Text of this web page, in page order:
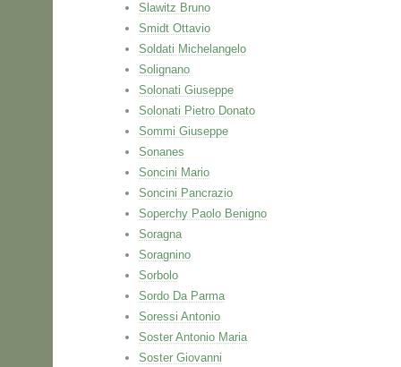
Slawitz Bruno
Smidt Ottavio
Soldati Michelangelo
Solignano
Solonati Giuseppe
Solonati Pietro Donato
Sommi Giuseppe
Sonanes
Soncini Mario
Soncini Pancrazio
Soperchy Paolo Benigno
Soragna
Soragnino
Sorbolo
Sordo Da Parma
Soressi Antonio
Soster Antonio Maria
Soster Giovanni